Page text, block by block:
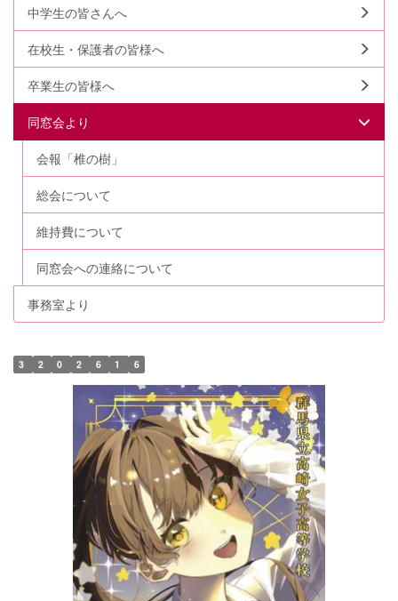
中学生の皆さんへ
在校生・保護者の皆様へ
卒業生の皆様へ
同窓会より
会報「椎の樹」
総会について
維持費について
同窓会への連絡について
事務室より
3 2 0 2 6 1 6